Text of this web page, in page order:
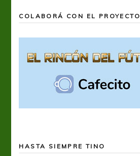
COLABORÁ CON EL PROYECTO
HASTA SIEMPRE TINO